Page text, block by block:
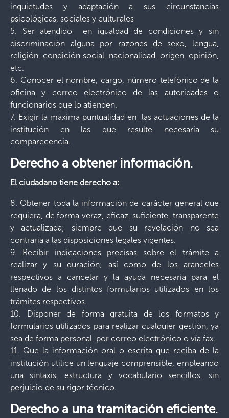
inquietudes y adaptación a sus circunstancias
psicológicas, sociales y culturales
5. Ser atendido en igualdad de condiciones y sin
discriminación alguna por razones de sexo, lengua,
religión, condición social, nacionalidad, origen, opinión,
etc.
6. Conocer el nombre, cargo, número telefónico de la
oficina y correo electrónico de las autoridades o
funcionarios que lo atienden.
7. Exigir la máxima puntualidad en las actuaciones de la
institución en las que resulte necesaria su
comparecencia.
Derecho a obtener información.
El ciudadano tiene derecho a:
8. Obtener toda la información de carácter general que
requiera, de forma veraz, eficaz, suficiente, transparente
y actualizada; siempre que su revelación no sea
contraria a las disposiciones legales vigentes.
9. Recibir indicaciones precisas sobre el trámite a
realizar y su duración; así como de los aranceles
respectivos a cancelar y la ayuda necesaria para el
llenado de los distintos formularios utilizados en los
trámites respectivos.
10. Disponer de forma gratuita de los formatos y
formularios utilizados para realizar cualquier gestión, ya
sea de forma personal, por correo electrónico o vía fax.
11. Que la información oral o escrita que reciba de la
institución utilice un lenguaje comprensible, empleando
una sintaxis, estructura y vocabulario sencillos, sin
perjuicio de su rigor técnico.
Derecho a una tramitación eficiente.